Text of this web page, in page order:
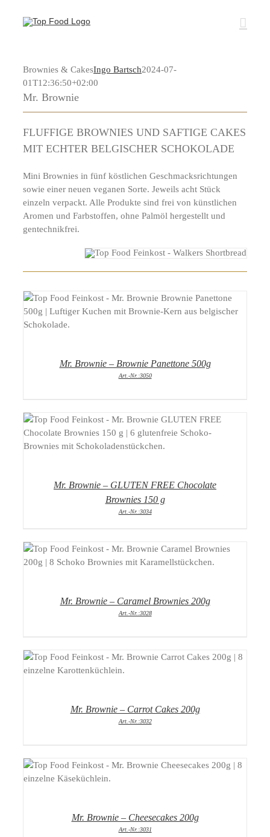
Inhalt
Brownies & CakesIngo Bartsch2024-07-
01T12:36:50+02:00
Mr. Brownie
FLUFFIGE BROWNIES UND SAFTIGE CAKES
MIT ECHTER BELGISCHER SCHOKOLADE
Mini Brownies in fünf köstlichen Geschmacksrichtungen
sowie einer neuen veganen Sorte. Jeweils acht Stück
einzeln verpackt. Alle Produkte sind frei von künstlichen
Aromen und Farbstoffen, ohne Palmöl hergestellt und
gentechnikfrei.
Mr. Brownie – Brownie Panettone 500g
Art.-Nr.:3050
DETAILS
Mr. Brownie – GLUTEN FREE Chocolate
Brownies 150 g
Art.-Nr.:3034
DETAILS
Mr. Brownie – Caramel Brownies 200g
Art.-Nr.:3028
DETAILS
Mr. Brownie – Carrot Cakes 200g
Art.-Nr.:3032
Mr. Brownie – Cheesecakes 200g
Art.-Nr.:3031